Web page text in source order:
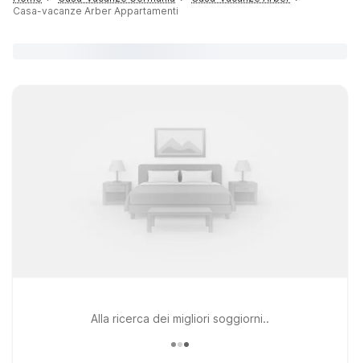
Casa-vacanze Arber Appartamenti
Alla ricerca dei migliori soggiorni..